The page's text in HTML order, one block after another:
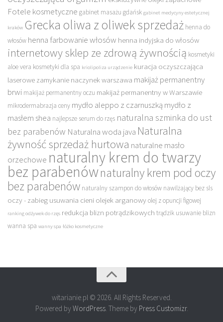
Fotele kosmetyczne gabinet masażu gdańsk gabinet medycyny estetycznej
kraków Grecka oliwa z oliwek sprzedaż henna do
włosów henna farbowanie włosów henna indyjska do włosów
internetowy sklep ze zdrową żywnością kosmetyki
aloe vera kosmetyki dla spa kriolipoliza urządzenie kuracja oczyszczająca
laserowe zamykanie naczynek warszawa makijaż permanentny
brwi makijaż permanentny oczu makijaż permanentny w Warszawie
mikrodermabrazja ceny mydło aleppo z czarnuszką mydło z
masłem shea najlepsze serum do rzęs naturalna szminka do ust
bez parabenów Naturalna woda java Naturalna
żywność sprzedaż hurtowa naturalne masło
orzechowe naturalny krem do twarzy
bez parabenównaturalny krem pod oczy
bez parabenów naturalny szampon do włosów nawilżający bez sls
oczy - zabieg usuwania cieni olejek arganowy olej z opuncji figowej
ranking odżywek do rzęs redukcja blizn potrądzikowych trądzik usuwanie blizn
wanna spa wanny spa łóżko kosmetyczne
witarianie.pl © 2026. All Rights Reserved.
Powered by WordPress. Theme by Press Customizr.